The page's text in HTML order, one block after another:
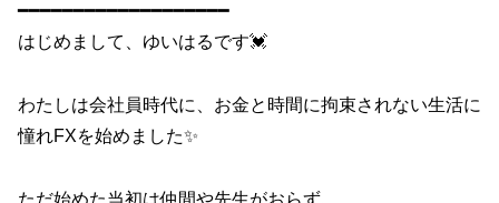
━━━━━━━━━━━━━━━━━━━
はじめまして、ゆいはるです💓
わたしは会社員時代に、お金と時間に拘束されない生活に
憧れFXを始めました✨
ただ始めた当初は仲間や先生がおらず、